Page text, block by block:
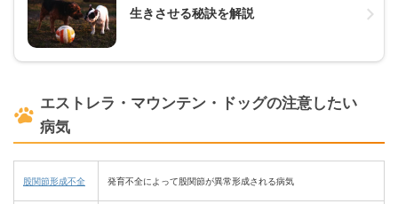
生きさせる秘訣を解説
エストレラ・マウンテン・ドッグの注意したい
病気
股関節形成不全 発育不全によって股関節が異常形成される病気